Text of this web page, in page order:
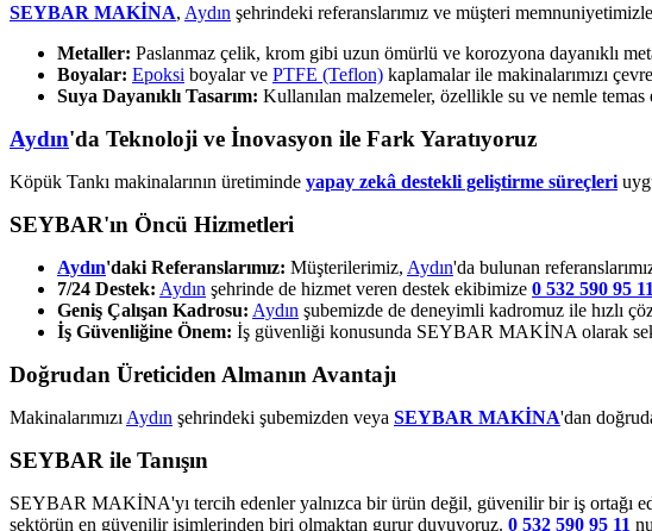
SEYBAR MAKİNA, Aydın şehrindeki referanslarımız ve müşteri
Metaller: Paslanmaz çelik, krom gibi uzun ömürlü ve korozyona dayanıklı
Boyalar: Epoksi boyalar ve PTFE (Teflon) kaplamalar ile makinalarımızı
Suya Dayanıklı Tasarım: Kullanılan malzemeler, özellikle su ve nemle temas
Aydın'da Teknoloji ve İnovasyon ile Fark Yaratıyoruz
Köpük Tankı makinalarının üretiminde yapay zekâ destekli geliştirme süreçleri
SEYBAR'ın Öncü Hizmetleri
Aydın'daki Referanslarımız: Müşterilerimiz, Aydın'da bulunan
7/24 Destek: Aydın şehrinde de hizmet veren destek ekibimize 0 532 590 95 11
Geniş Çalışan Kadrosu: Aydın şubemizde de deneyimli kadromuz ile hızlı
İş Güvenliğine Önem: İş güvenliği konusunda SEYBAR MAKİNA olarak
Doğrudan Üreticiden Almanın Avantajı
Makinalarımızı Aydın şehrindeki şubemizden veya SEYBAR MAKİNA'dan
SEYBAR ile Tanışın
SEYBAR MAKİNA'yı tercih edenler yalnızca bir ürün değil, güvenilir bir iş ortağı
sektörün en güvenilir isimlerinden biri olmaktan gurur duyuyoruz. 0 532 590 95 11